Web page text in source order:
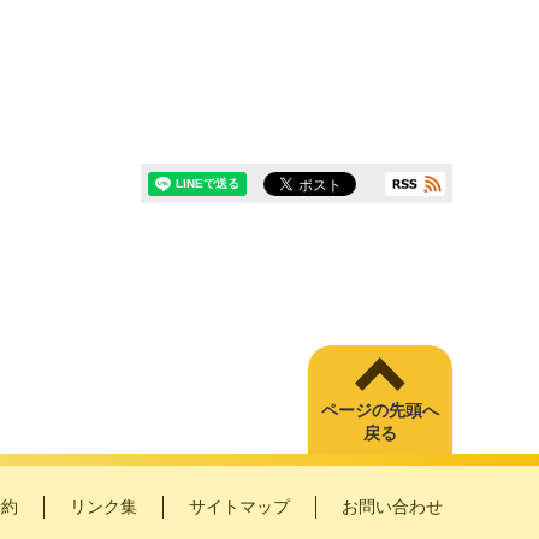
ページの先頭へ
戻る
リンク集 サイトマップ お問い合わせ